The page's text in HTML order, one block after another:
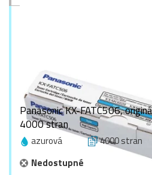
Panasonic KX-FATC506,
4000 stran
azurová 4000 stran
Nedostupné